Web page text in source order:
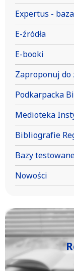
Expertus -
E-źródła
E-booki
Zaproponuj do
Podkarpacka
Medioteka
Bibliografie
Bazy
Nowości